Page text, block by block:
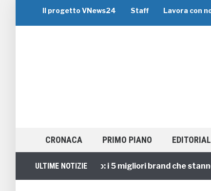
Il progetto VNews24 Staff Lavora con
CRONACA PRIMO PIANO
ULTIME NOTIZIE
Viaggi di Gruppo: i 5 migliori brand che stanno